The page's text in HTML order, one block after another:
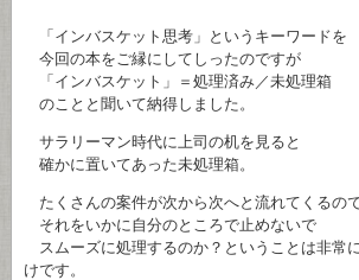
「インバスケット思考」というキーワードを
今回の本をご縁にしてしったのですが
「インバスケット」＝処理済み／未処理箱
のことと聞いて納得しました。
サラリーマン時代に上司の机を見ると
確かに置いてあった未処理箱。
たくさんの案件が次から次へと流れてくるの
それをいかに自分のところで止めないで
スムーズに処理するのか？ということは非常
けです。